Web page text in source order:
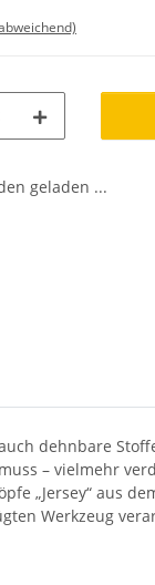
geladen ...
dehnbare
– vielmehr
„Jersey“ aus
Werkzeug